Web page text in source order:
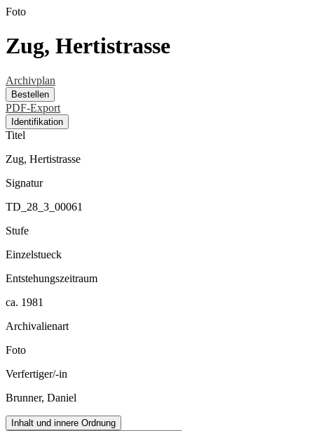
Foto
Zug, Hertistrasse
Archivplan
Bestellen
PDF-Export
Identifikation
Titel
Zug, Hertistrasse
Signatur
TD_28_3_00061
Stufe
Einzelstueck
Entstehungszeitraum
ca. 1981
Archivalienart
Foto
Verfertiger/-in
Brunner, Daniel
Inhalt und innere Ordnung